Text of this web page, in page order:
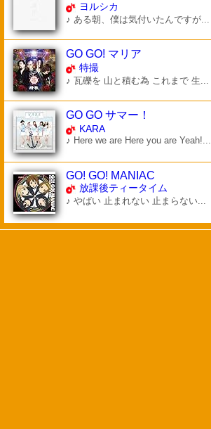
ヨルシカ
♪ ある朝、僕は気付いたんですが...
GO GO! マリア
特撮
♪ 瓦礫を 山と積む為 これまで 生...
GO GO サマー！
KARA
♪ Here we are Here you are Yeah!...
GO! GO! MANIAC
放課後ティータイム
♪ やばい 止まれない 止まらない...